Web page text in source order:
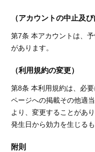
（アカウントの中止及
第7条 本アカウントは、
があります。
（利用規約の変更）
第8条 本利用規約は、必
ページへの掲載その他適
より、変更することがあ
発生日から効力を生じるも
附則